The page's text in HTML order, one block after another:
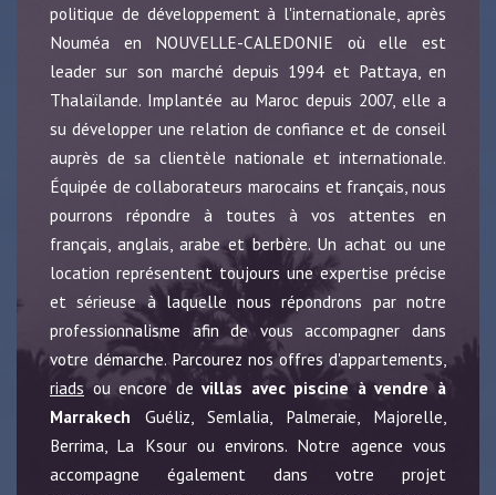
politique de développement à l'internationale, après
Nouméa en NOUVELLE-CALEDONIE où elle est
leader sur son marché depuis 1994 et Pattaya, en
Thalaïlande. Implantée au Maroc depuis 2007, elle a
su développer une relation de confiance et de conseil
auprès de sa clientèle nationale et internationale.
Équipée de collaborateurs marocains et français, nous
pourrons répondre à toutes à vos attentes en
français, anglais, arabe et berbère. Un achat ou une
location représentent toujours une expertise précise
et sérieuse à laquelle nous répondrons par notre
professionnalisme afin de vous accompagner dans
votre démarche. Parcourez nos offres d'appartements,
riads ou encore devillas avec piscine à vendre à
Marrakech Guéliz, Semlalia, Palmeraie, Majorelle,
Berrima, La Ksour ou environs. Notre agence vous
accompagne également dans votre projet